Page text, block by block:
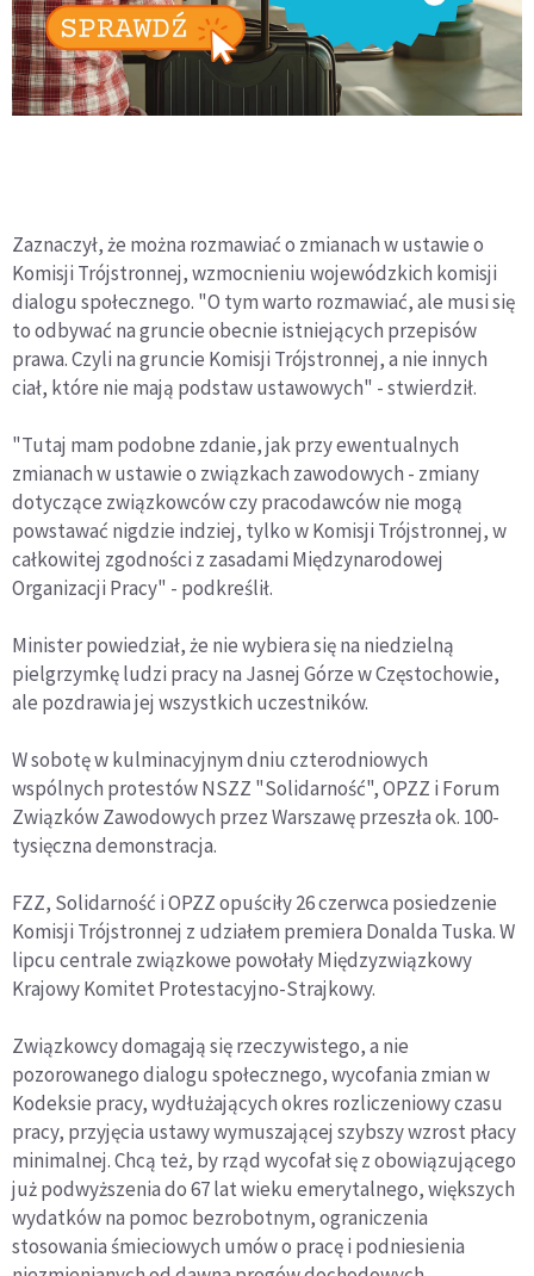
Zaznaczył, że można rozmawiać o zmianach w ustawie o
Komisji Trójstronnej, wzmocnieniu wojewódzkich komisji
dialogu społecznego. "O tym warto rozmawiać, ale musi się
to odbywać na gruncie obecnie istniejących przepisów
prawa. Czyli na gruncie Komisji Trójstronnej, a nie innych
ciał, które nie mają podstaw ustawowych" - stwierdził.
"Tutaj mam podobne zdanie, jak przy ewentualnych
zmianach w ustawie o związkach zawodowych - zmiany
dotyczące związkowców czy pracodawców nie mogą
powstawać nigdzie indziej, tylko w Komisji Trójstronnej, w
całkowitej zgodności z zasadami Międzynarodowej
Organizacji Pracy" - podkreślił.
Minister powiedział, że nie wybiera się na niedzielną
pielgrzymkę ludzi pracy na Jasnej Górze w Częstochowie,
ale pozdrawia jej wszystkich uczestników.
W sobotę w kulminacyjnym dniu czterodniowych
wspólnych protestów NSZZ "Solidarność", OPZZ i Forum
Związków Zawodowych przez Warszawę przeszła ok. 100-
tysięczna demonstracja.
FZZ, Solidarność i OPZZ opuściły 26 czerwca posiedzenie
Komisji Trójstronnej z udziałem premiera Donalda Tuska. W
lipcu centrale związkowe powołały Międzyzwiązkowy
Krajowy Komitet Protestacyjno-Strajkowy.
Związkowcy domagają się rzeczywistego, a nie
pozorowanego dialogu społecznego, wycofania zmian w
Kodeksie pracy, wydłużających okres rozliczeniowy czasu
pracy, przyjęcia ustawy wymuszającej szybszy wzrost płacy
minimalnej. Chcą też, by rząd wycofał się z obowiązującego
już podwyższenia do 67 lat wieku emerytalnego, większych
wydatków na pomoc bezrobotnym, ograniczenia
stosowania śmieciowych umów o pracę i podniesienia